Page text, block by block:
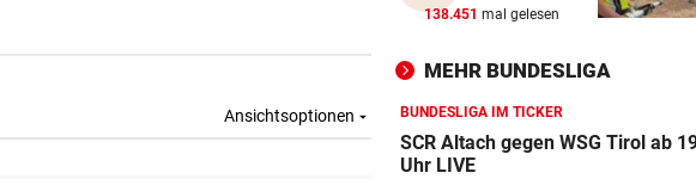
138.451 mal gelesen
MEHR BUNDESLIGA
BUNDESLIGA IM TICKER
SCR Altach gegen WSG Tirol ab
Uhr LIVE